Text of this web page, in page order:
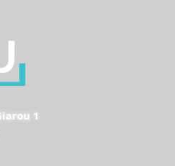
1